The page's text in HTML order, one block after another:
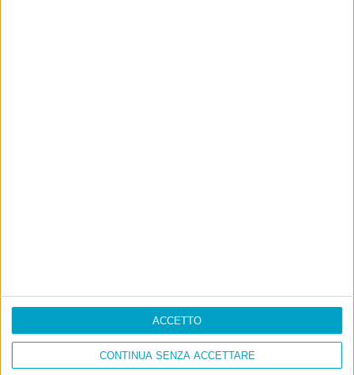
CONTINUA SENZA ACCETTARE
ACCETTO